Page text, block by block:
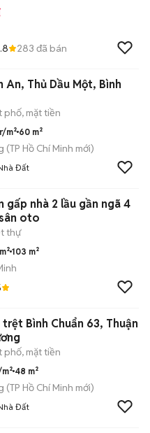
283 đã bán
An, Thủ Dầu Một, Bình
phố, mặt tiền
m² 60 m²
(TP Hồ Chí Minh mới)
Đất
gấp nhà 2 lầu gần ngã 4
oto
thự
103 m²
trệt Bình Chuẩn 63, Thuận
phố, mặt tiền
48 m²
(TP Hồ Chí Minh mới)
Đất